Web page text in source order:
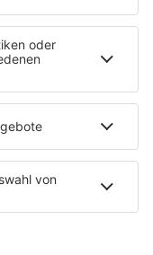
Fahrradparkhaus
Klinik bietet es
auf dem …